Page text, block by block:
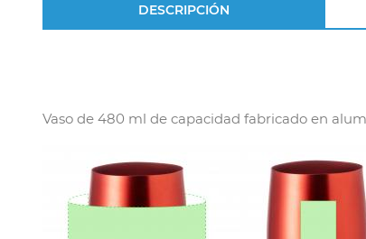
DESCRIPCIÓN
Vaso de 480 ml de capacidad fabricado en